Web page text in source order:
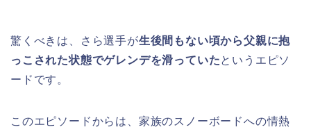
驚くべきは、さら選手が生後間もない頃から父親に抱
っこされた状態でゲレンデを滑っていたというエピソ
ードです。
このエピソードからは、家族のスノーボードへの情熱